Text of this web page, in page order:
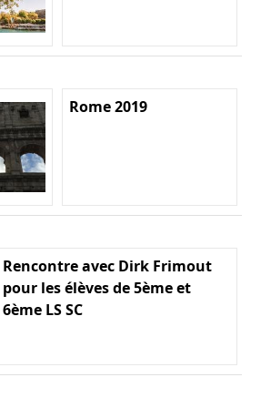
Rome 2019
Rencontre avec Dirk Frimout
pour les élèves de 5ème et
6ème LS SC